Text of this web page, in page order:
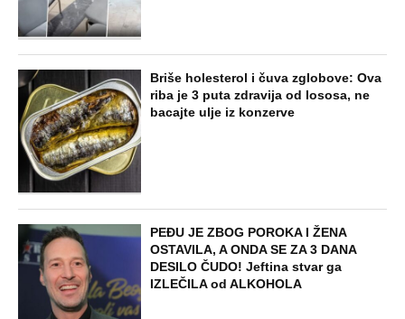
Briše holesterol i čuva zglobove: Ova
riba je 3 puta zdravija od lososa, ne
bacajte ulje iz konzerve
PEĐU JE ZBOG POROKA I ŽENA
OSTAVILA, A ONDA SE ZA 3 DANA
DESILO ČUDO! Jeftina stvar ga
IZLEČILA od ALKOHOLA